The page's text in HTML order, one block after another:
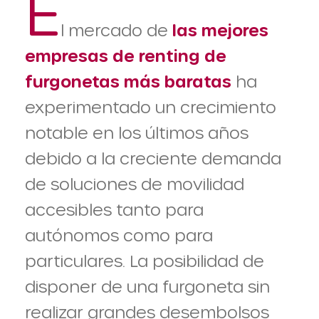
l mercado de las mejores
empresas de renting de
furgonetas más baratas ha
experimentado un crecimiento
notable en los últimos años
debido a la creciente demanda
de soluciones de movilidad
accesibles tanto para
autónomos como para
particulares. La posibilidad de
disponer de una furgoneta sin
realizar grandes desembolsos